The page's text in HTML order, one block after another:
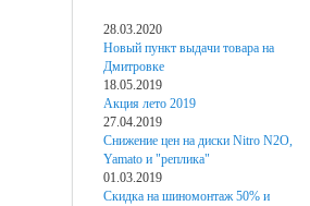
28.03.2020
Новый пункт выдачи товара на
Дмитровке
18.05.2019
Акция лето 2019
27.04.2019
Снижение цен на диски Nitro N2O,
Yamato и "реплика"
01.03.2019
Скидка на шиномонтаж 50% и